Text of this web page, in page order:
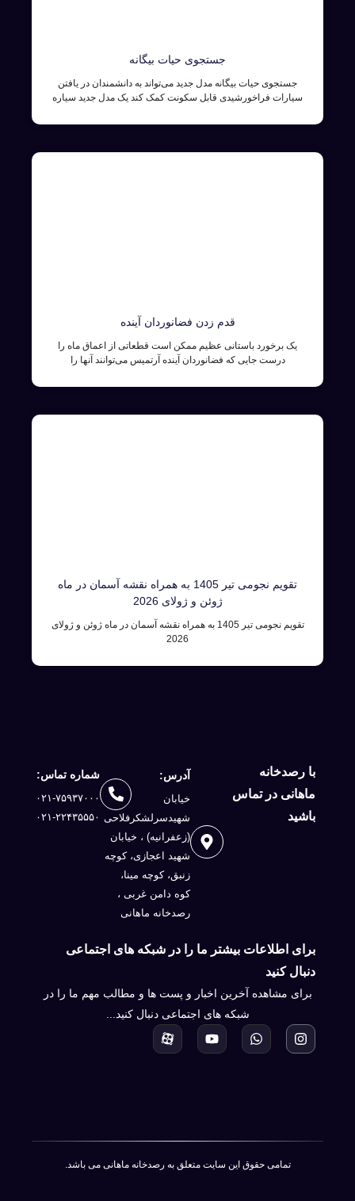
جستجوی حیات بیگانه
جستجوی حیات بیگانه مدل جدید می‌تواند به دانشمندان در یافتن
سیارات فراخورشیدی قابل سکونت کمک کند یک مدل جدید سیاره
قدم زدن فضانوردان آینده
یک برخورد باستانی عظیم ممکن است قطعاتی از اعماق ماه را
درست جایی که فضانوردان آینده آرتمیس می‌توانند آنها را
تقویم نجومی تیر 1405 به همراه نقشه آسمان در ماه
ژوئن و ژولای 2026
تقویم نجومی تیر 1405 به همراه نقشه آسمان در ماه ژوئن و ژولای
2026
با رصدخانه
ماهانی در تماس
باشید
آدرس:
خیابان
شهیدسرلشكرفلاحی
(زعفرانيه) ، خيابان
شهيد اعجازی، کوچه
زنبق، کوچه مینا،
کوه دامن غربی ،
رصدخانه ماهانی
شماره تماس:
۰۲۱-۷۵۹۳۷۰۰۰
۰۲۱-۲۲۴۳۵۵۵۰
برای اطلاعات بیشتر ما را در شبکه های اجتماعی
دنبال کنید
برای مشاهده آخرین اخبار و پست ها و مطالب مهم ما را در
شبکه های اجتماعی دنبال کنید...
تمامی حقوق این سایت متعلق به رصدخانه ماهانی می باشد.